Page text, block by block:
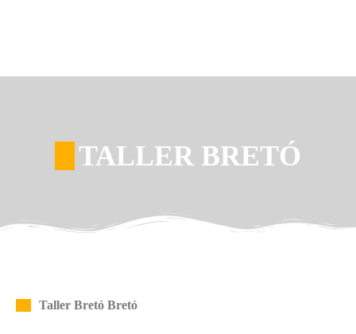
TALLER BRETÓ
Taller Bretó Bretó